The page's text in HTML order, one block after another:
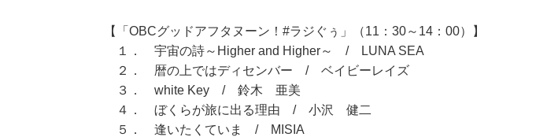
【「OBCグッドアフタヌーン！#ラジぐぅ」（11：30～14：00）】
１． 宇宙の詩～Higher and Higher～ / LUNA SEA
２． 暦の上ではディセンバー / ベイビーレイズ
３． white Key / 鈴木 亜美
４． ぼくらが旅に出る理由 / 小沢 健二
５． 逢いたくていま / MISIA